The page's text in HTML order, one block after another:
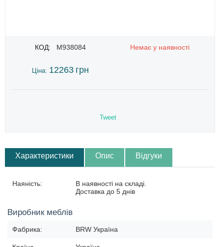
КОД: M938084 Немає у наявності
Ціна: 12263 грн
Tweet
Характеристики Опис Відгуки
Наяність:
В наявності на складі.
Доставка до 5 днів
Виробник меблів
Фабрика: BRW Україна